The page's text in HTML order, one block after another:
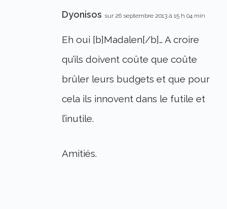
Dyonisos sur 26 septembre 2013 à 15 h 04 min
Eh oui [b]Madalen[/b]… A croire
qu’ils doivent coûte que coûte
brûler leurs budgets et que pour
cela ils innovent dans le futile et
l’inutile.
Amitiés.